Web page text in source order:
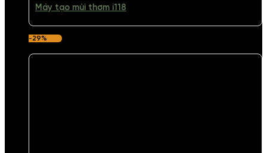
Máy tạo mùi thơm i118
-29%